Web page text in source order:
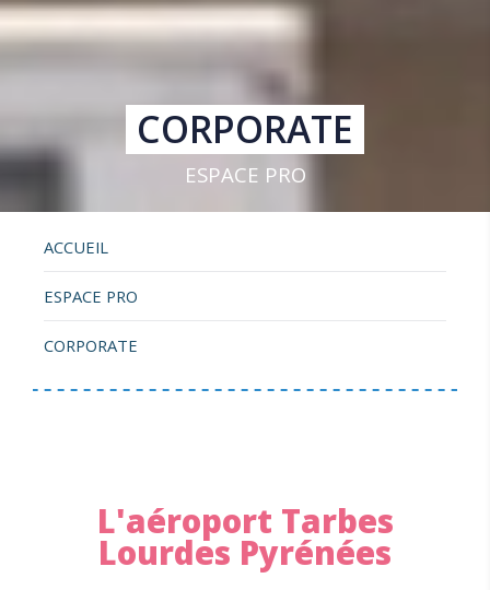
CORPORATE
ESPACE PRO
ACCUEIL
ESPACE PRO
CORPORATE
L'aéroport Tarbes
Lourdes Pyrénées